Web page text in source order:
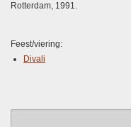
Rotterdam, 1991.
Feest/viering:
Divali